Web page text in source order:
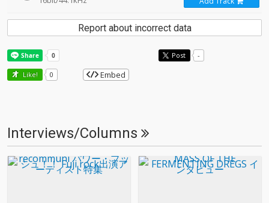
Report about incorrect data
Post -
Like! 0 Embed
Interviews/Columns